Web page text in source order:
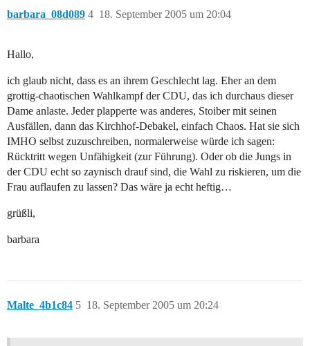
barbara_08d089 18. September 2005 um 20:04
4
Hallo,
ich glaub nicht, dass es an ihrem Geschlecht lag. Eher an dem
grottig-chaotischen Wahlkampf der CDU, das ich durchaus dieser
Dame anlaste. Jeder plapperte was anderes, Stoiber mit seinen
Ausfällen, dann das Kirchhof-Debakel, einfach Chaos. Hat sie sich
IMHO selbst zuzuschreiben, normalerweise würde ich sagen:
Rücktritt wegen Unfähigkeit (zur Führung). Oder ob die Jungs in
der CDU echt so zaynisch drauf sind, die Wahl zu riskieren, um die
Frau auflaufen zu lassen? Das wäre ja echt heftig…
grüßli,
barbara
Malte_4b1c84 18. September 2005 um 20:24
5